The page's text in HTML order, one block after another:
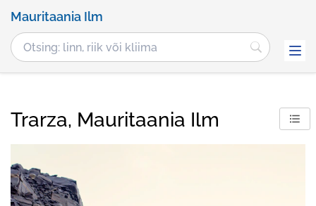
Mauritaania Ilm
Trarza, Mauritaania Ilm